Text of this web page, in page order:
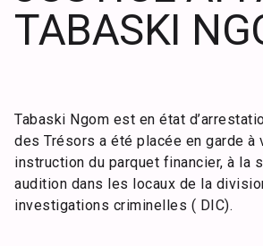
TABASKI
Tabaski Ngom est en état
des Trésors a été placée en garde à
instruction du parquet financier, à la
audition dans les locaux de la
investigations criminelles ( DIC).